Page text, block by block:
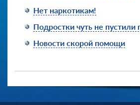
Нет наркотикам!
Подростки чуть не пустили
Новости скорой помощи